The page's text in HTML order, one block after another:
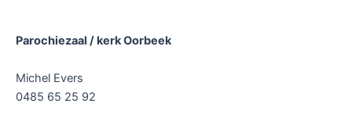
Parochiezaal / kerk Oorbeek
Michel Evers
0485 65 25 92